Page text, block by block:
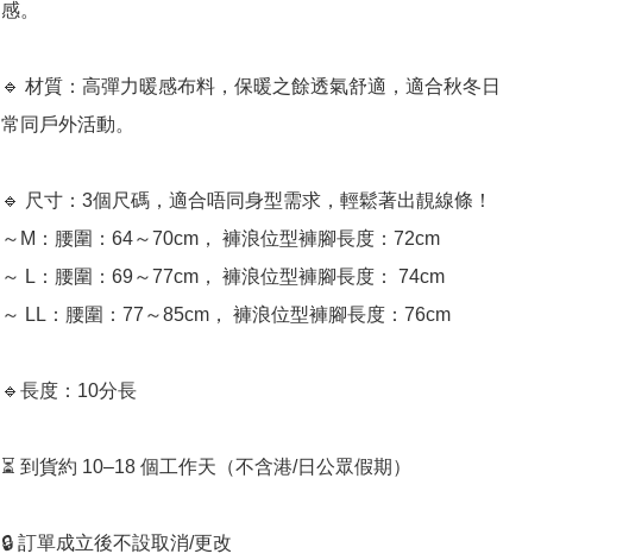
感。
🔹 材質：高彈力暖感布料，保暖之餘透氣舒適，適合秋冬日
常同戶外活動。
🔹 尺寸：3個尺碼，適合唔同身型需求，輕鬆著出靚線條！
～M：腰圍：64～70cm， 褲浪位型褲腳長度：72cm
～ L：腰圍：69～77cm， 褲浪位型褲腳長度： 74cm
～ LL：腰圍：77～85cm， 褲浪位型褲腳長度：76cm
🔹長度：10分長
⏳ 到貨約 10–18 個工作天（不含港/日公眾假期）
🔒 訂單成立後不設取消/更改